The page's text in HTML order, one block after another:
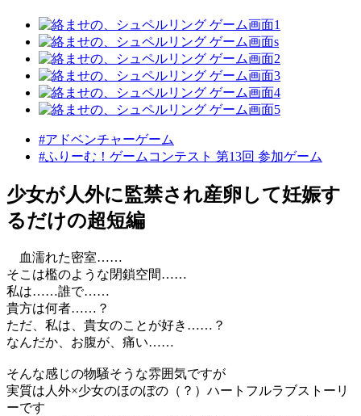
#アドベンチャーゲーム
#ふりーむ！ゲームコンテスト 第13回 参加ゲーム
少女が人外に監禁され産卵して妊娠す
るだけの超短編
血濡れた密室……
そこは檻のような閉鎖空間……
私は……誰で……
貴方は何者……？
ただ、私は、貴女のことが好き……？
なんだか、お腹が、痛い……
そんな感じの物騒そうな雰囲気ですが
実質は人外×少女のほのぼの（？）ハートフルラブストーリ
ーです